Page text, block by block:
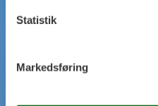
Statistik
Markedsføring